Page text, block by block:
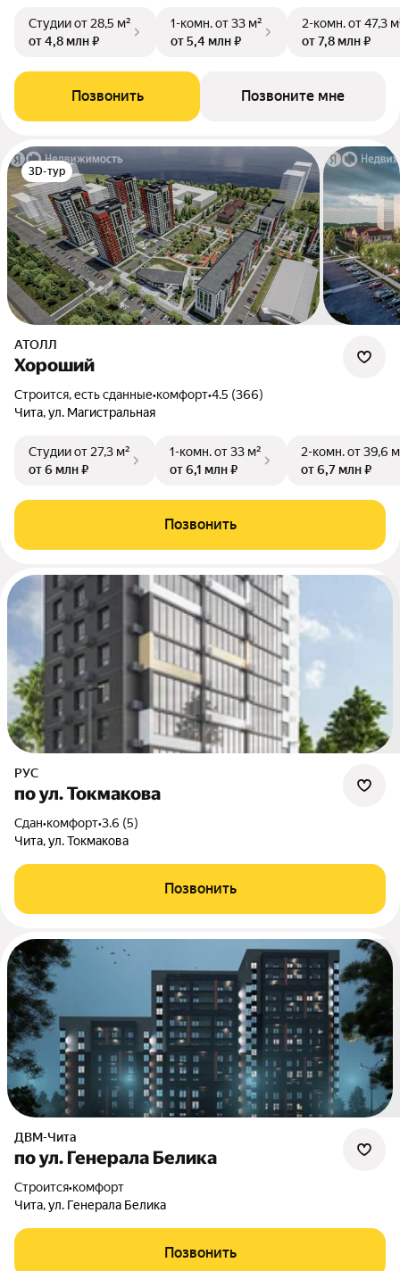
Студииот 28,5 м²
от 4,8 млн ₽
1-комн.от 33 м²
от 5,4 млн ₽
2-комн.от 47,3
от 7,8 млн ₽
Позвонить Позвоните мне
3D-тур
АТОЛЛ
Хороший
Строится, есть сданные•комфорт•4.5 (366)
Чита, ул. Магистральная
Студииот 27,3 м²
от 6 млн ₽
1-комн.от 33 м²
от 6,1 млн ₽
2-комн.от 39,6
от 6,7 млн ₽
Позвонить
РУС
по ул. Токмакова
Сдан•комфорт•3.6 (5)
Чита, ул. Токмакова
Позвонить
ДВМ-Чита
по ул. Генерала Белика
Строится•комфорт
Чита, ул. Генерала Белика
Позвонить